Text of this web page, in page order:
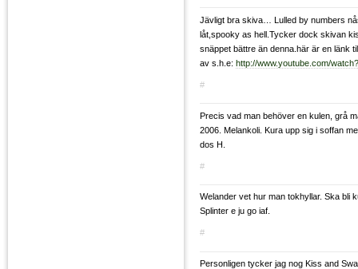
Jävligt bra skiva… Lulled by numbers
låt,spooky as hell.Tycker dock skivan
snäppet bättre än denna.här är en länk
av s.h.e: http://www.youtube.com/
#
Precis vad man behöver en kulen, grå
2006. Melankoli. Kura upp sig i soffan
dos H.
#
Welander vet hur man tokhyllar. Ska bli
Splinter e ju go iaf.
#
Personligen tycker jag nog Kiss and